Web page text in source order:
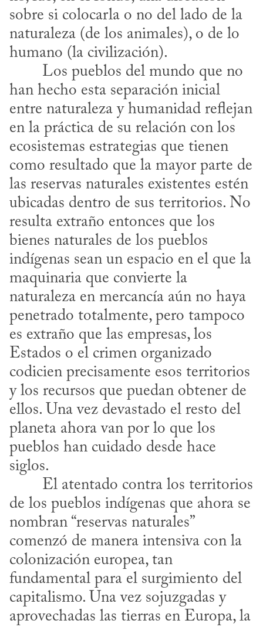
sobre si colocarla o no del lado de la
naturaleza (de los animales), o de lo
humano (la civilización).
han hecho esta separación inicial
entre naturaleza y humanidad reflejan
en la práctica de su relación con los
ecosistemas estrategias que tienen
como resultado que la mayor parte de
las reservas naturales existentes estén
ubicadas dentro de sus territorios. No
resulta extraño entonces que los
bienes naturales de los pueblos
indígenas sean un espacio en el que la
maquinaria que convierte la
naturaleza en mercancía aún no haya
penetrado totalmente, pero tampoco
es extraño que las empresas, los
Estados o el crimen organizado
codicien precisamente esos territorios
y los recursos que puedan obtener de
ellos. Una vez devastado el resto del
planeta ahora van por lo que los
pueblos han cuidado desde hace
siglos.
de los pueblos indígenas que ahora se
nombran “reservas naturales”
comenzó de manera intensiva con la
colonización europea, tan
fundamental para el surgimiento del
capitalismo. Una vez sojuzgadas y
aprovechadas las tierras en Europa, la